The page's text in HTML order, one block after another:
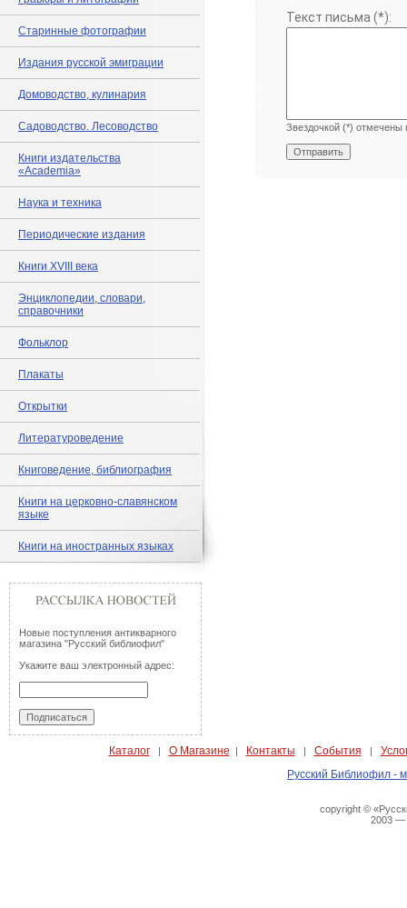
Старинные фотографии
Издания русской эмиграции
Домоводство, кулинария
Садоводство. Лесоводство
Книги издательства
«Academia»
Наука и техника
Периодические издания
Книги XVIII века
Энциклопедии, словари,
справочники
Фольклор
Плакаты
Открытки
Литературоведение
Книговедение, библиография
Книги на церковно-славянском
языке
Книги на иностранных языках
Новые поступления антикварного
магазина "Русский библиофил"
Укажите ваш электронный адрес:
Текст письма (*):
Звездочкой (*) отмечены
Каталог| О Магазине | Контакты | События |
Русский Библиофил -
copyright ©
2003 —